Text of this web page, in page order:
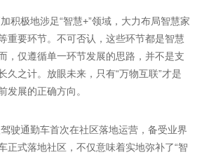
积极地涉足“智慧+”领域，大力布局智慧家
重要环节。不可否认，这些环节都是智慧
，仅遵循单一环节发展的思路，并不是支
久之计。放眼未来，只有“万物互联”才是
发展的正确方向。
驶通勤车首次在社区落地运营，备受业界
正式落地社区，不仅意味着实地弥补了“智